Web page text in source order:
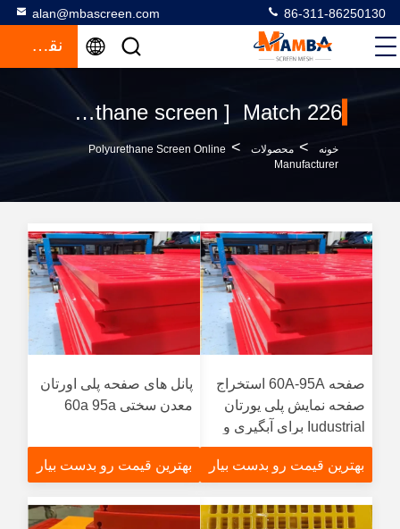
alan@mbascreen.com 86-311-86250130
نقل قول
Keywords [ polyurethane screen ] Match 226 محصولات
خونه > محصولات >
Polyurethane Screen Online
Manufacturer
صفحه 60A-95A استخراج
صفحه نمایش پلی یورتان
Iudustrial برای آبگیری و
فیلتراسیون
بهترین قیمت رو بدست بیار
پانل های صفحه پلی اورتان
معدن سختی 60a 95a
بهترین قیمت رو بدست بیار